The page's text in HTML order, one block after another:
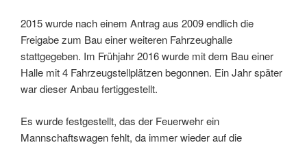
2015 wurde nach einem Antrag aus 2009 endlich die
Freigabe zum Bau einer weiteren Fahrzeughalle
stattgegeben. Im Frühjahr 2016 wurde mit dem Bau einer
Halle mit 4 Fahrzeugstellplätzen begonnen. Ein Jahr später
war dieser Anbau fertiggestellt.
Es wurde festgestellt, das der Feuerwehr ein
Mannschaftswagen fehlt, da immer wieder auf die